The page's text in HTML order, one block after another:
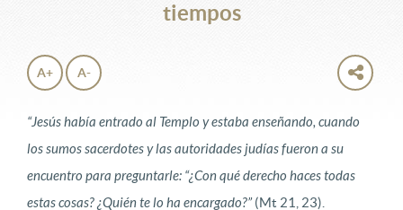
tiempos
A+ A-
“Jesús había entrado al Templo y estaba enseñando, cuando
los sumos sacerdotes y las autoridades judías fueron a su
encuentro para preguntarle: “¿Con qué derecho haces todas
estas cosas? ¿Quién te lo ha encargado?”(Mt 21, 23).